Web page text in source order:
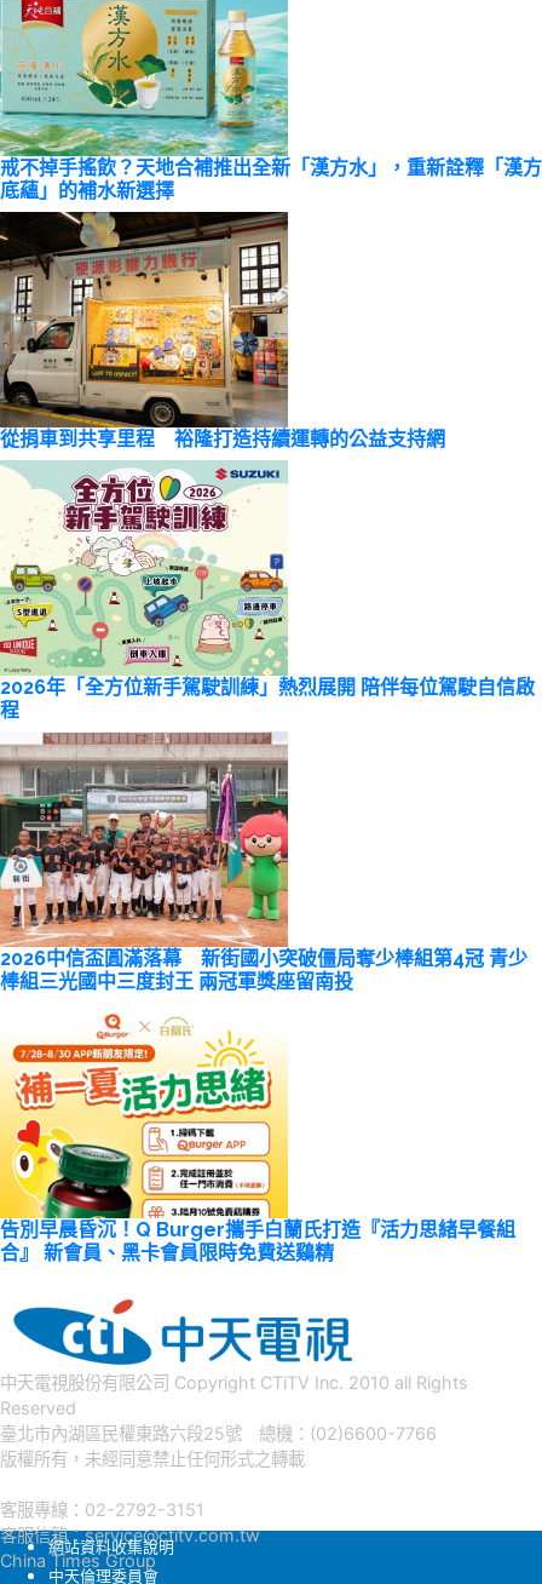
戒不掉手搖飲？天地合補推出全新「漢方水」，重新詮釋「漢方
底蘊」的補水新選擇
從捐車到共享里程 裕隆打造持續運轉的公益支持網
2026年「全方位新手駕駛訓練」熱烈展開 陪伴每位駕駛自信啟
程
2026中信盃圓滿落幕 新街國小突破僵局奪少棒組第4冠 青少
棒組三光國中三度封王 兩冠軍獎座留南投
告別早晨昏沉！Q Burger攜手白蘭氏打造『活力思緒早餐組
合』 新會員、黑卡會員限時免費送鷄精
中天電視股份有限公司 Copyright CTiTV Inc. 2010 all Rights
Reserved
臺北市內湖區民權東路六段25號 總機：(02)6600-7766
版權所有，未經同意禁止任何形式之轉載
客服專線：02-2792-3151
客服信箱：service@ctitv.com.tw
China Times Group
網站資料收集說明
中天倫理委員會